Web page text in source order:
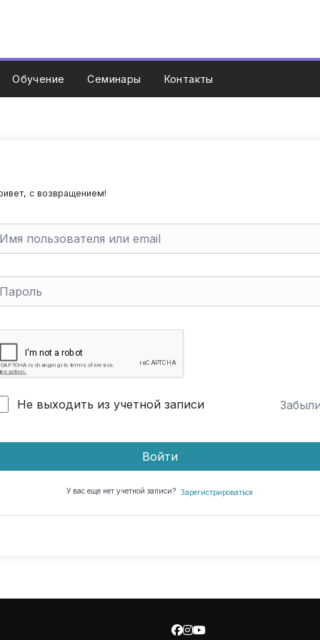
Обучение Семинары Контакты
с возвращением!
Не выходить из учетной записи
Войти
У вас еще нет учетной записи? Зарегистрироваться